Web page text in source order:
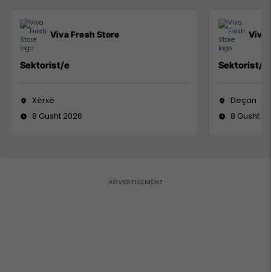
Viva Fresh Store
Sektorist/e
Xërxë
8 Gusht 2026
Viva
Sektorist/e
Deçan
8 Gusht